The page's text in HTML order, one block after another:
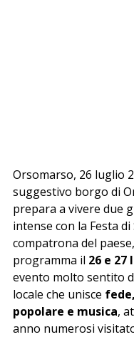
Orsomarso, 26 luglio
suggestivo borgo di
prepara a vivere due
intense con la Festa di
compatrona del
programma il 26 e 27
evento molto sentito
locale che unisce
popolare e musica,
anno numerosi